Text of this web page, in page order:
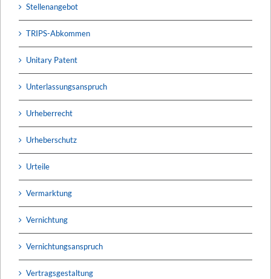
Stellenangebot
TRIPS-Abkommen
Unitary Patent
Unterlassungsanspruch
Urheberrecht
Urheberschutz
Urteile
Vermarktung
Vernichtung
Vernichtungsanspruch
Vertragsgestaltung